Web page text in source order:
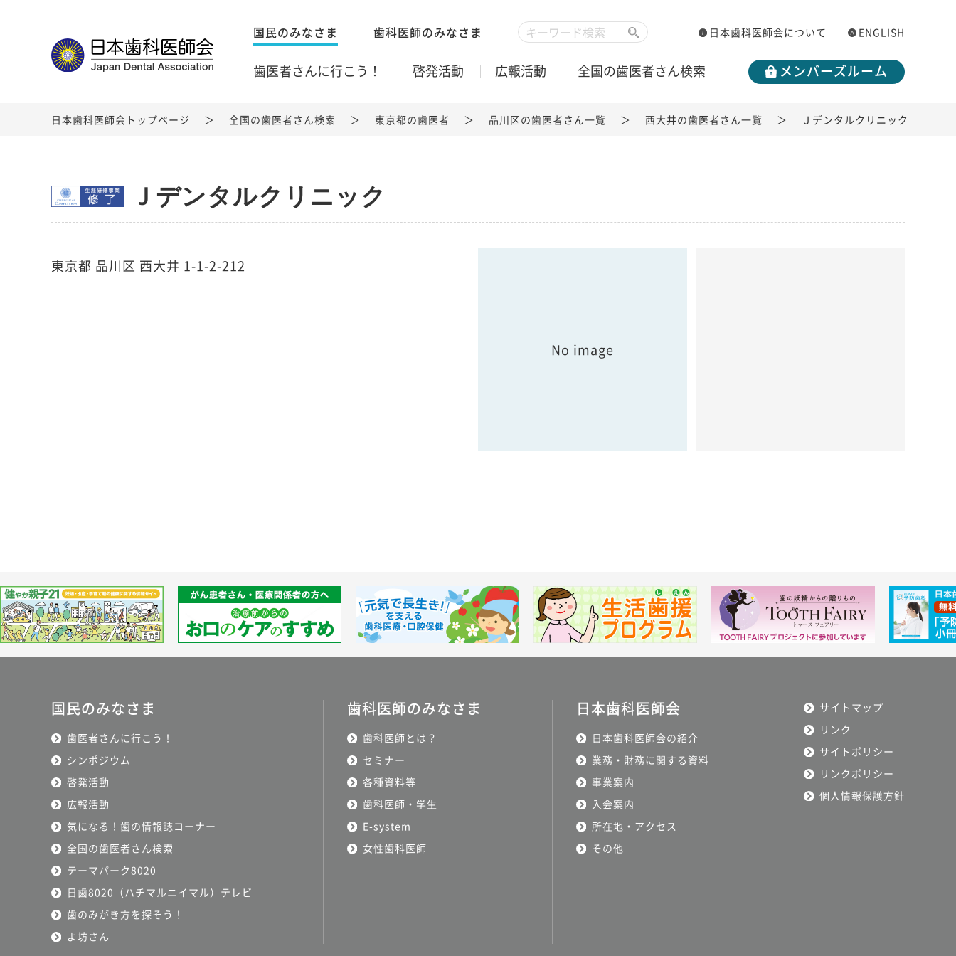
国民のみなさま 歯科医師のみなさま 日本歯科医師会について ENGLISH
歯医者さんに行こう！ 啓発活動 広報活動 全国の歯医者さん検索 メンバーズルーム
日本歯科医師会トップページ 全国の歯医者さん検索 東京都の歯医者 品川区の歯医者さん一覧 西大井の歯医者さん一覧 Ｊデンタルクリニック
Ｊデンタルクリニック
東京都 品川区 西大井 1-1-2-212
No image
国民のみなさま
歯医者さんに行こう！
シンポジウム
啓発活動
広報活動
気になる！歯の情報誌コーナー
全国の歯医者さん検索
テーマパーク8020
日歯8020（ハチマルニイマル）テレビ
歯のみがき方を探そう！
よ坊さん
歯科医師のみなさま
歯科医師とは？
セミナー
各種資料等
歯科医師・学生
E-system
女性歯科医師
日本歯科医師会
日本歯科医師会の紹介
業務・財務に関する資料
事業案内
入会案内
所在地・アクセス
その他
サイトマップ
リンク
サイトポリシー
リンクポリシー
個人情報保護方針